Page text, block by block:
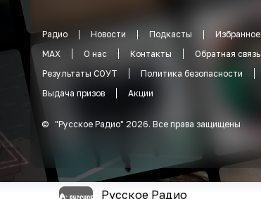
Радио Новости Подкасты Избранное
MAX
О нас Контакты Обратная связь
Результаты СОУТ
Политика безопасности
Выдача призов
Акции
© "Русское Радио" 2026. Все права защищены
Русское Радио